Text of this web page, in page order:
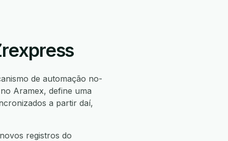
de automação no-
Aramex, define uma
a partir daí,
registros do